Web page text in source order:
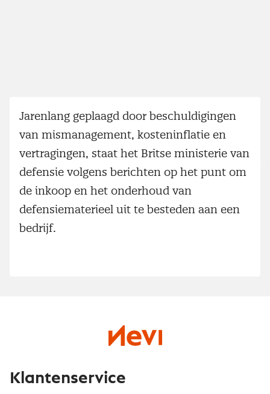
Jarenlang geplaagd door beschuldigingen
van mismanagement, kosteninflatie en
vertragingen, staat het Britse ministerie van
defensie volgens berichten op het punt om
de inkoop en het onderhoud van
defensiematerieel uit te besteden aan een
bedrijf.
Klantenservice